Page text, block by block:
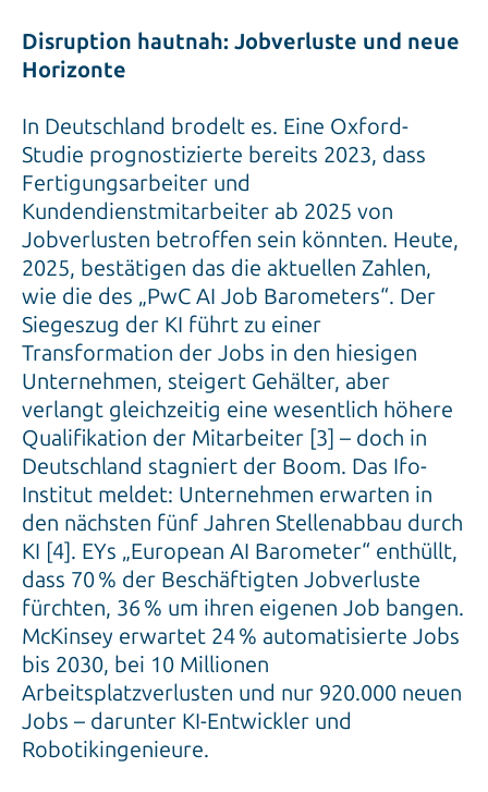
Disruption hautnah: Jobverluste und neue
Horizonte
In Deutschland brodelt es. Eine Oxford-
Studie prognostizierte bereits 2023, dass
Fertigungsarbeiter und
Kundendienstmitarbeiter ab 2025 von
Jobverlusten betroffen sein könnten. Heute,
2025, bestätigen das die aktuellen Zahlen,
wie die des „PwC AI Job Barometers“. Der
Siegeszug der KI führt zu einer
Transformation der Jobs in den hiesigen
Unternehmen, steigert Gehälter, aber
verlangt gleichzeitig eine wesentlich höhere
Qualifikation der Mitarbeiter [3] – doch in
Deutschland stagniert der Boom. Das Ifo-
Institut meldet: Unternehmen erwarten in
den nächsten fünf Jahren Stellenabbau durch
KI [4]. EYs „European AI Barometer“ enthüllt,
dass 70 % der Beschäftigten Jobverluste
fürchten, 36 % um ihren eigenen Job bangen.
McKinsey erwartet 24 % automatisierte Jobs
bis 2030, bei 10 Millionen
Arbeitsplatzverlusten und nur 920.000 neuen
Jobs – darunter KI-Entwickler und
Robotikingenieure.